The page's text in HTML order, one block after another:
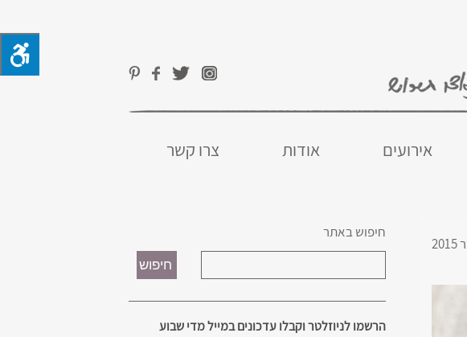
אירועים אודות צרו קשר
חיפוש באתר
הרשמו לניוזלטר וקבלו עדכונים במייל מדי שבוע